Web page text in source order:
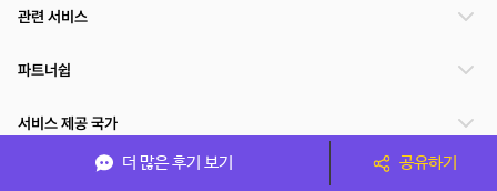
더 많은 후기 보기 공유하기
관련 서비스
파트너쉽
서비스 제공 국가